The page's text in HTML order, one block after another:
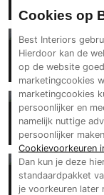
Waterstijl
Luxe wellness
Waterstijl
Waterstijl
Residentieel
Cookies op
Best Interiors
Hierdoor kan de
op de website
marketingcookies
marketingcookies
persoonlijker en
namelijk nuttige
persoonlijker
Cookievoorkeuren
Dan kun je deze
standaardpakket
je voorkeuren later